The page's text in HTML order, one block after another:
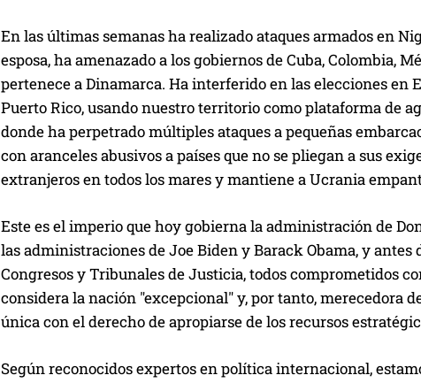
En las últimas semanas ha realizado ataques armados en
esposa, ha amenazado a los gobiernos de Cuba, Colombia,
pertenece a Dinamarca. Ha interferido en las elecciones
Puerto Rico, usando nuestro territorio como plataforma de
donde ha perpetrado múltiples ataques a pequeñas
con aranceles abusivos a países que no se pliegan a sus
extranjeros en todos los mares y mantiene a Ucrania
Este es el imperio que hoy gobierna la administración de
las administraciones de Joe Biden y Barack Obama, y
Congresos y Tribunales de Justicia, todos comprometidos
considera la nación "excepcional" y, por tanto, merecedora
única con el derecho de apropiarse de los recursos
Según reconocidos expertos en política internacional,